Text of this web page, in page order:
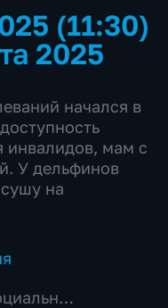
(11:30)
2025
начался в
инвалидов, мам с
У дельфинов
на